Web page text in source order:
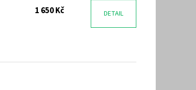
1 650 Kč DETAIL